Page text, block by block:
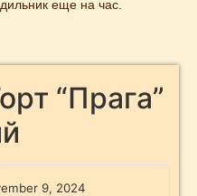
еще на час.
“Прага”
9, 2024